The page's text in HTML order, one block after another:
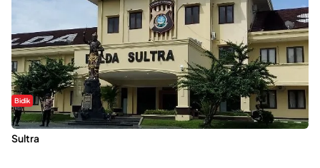
Bidik
Dugaan Kekerasan Seksual di UIN Kendari Dilaporkan ke Polda
Sultra